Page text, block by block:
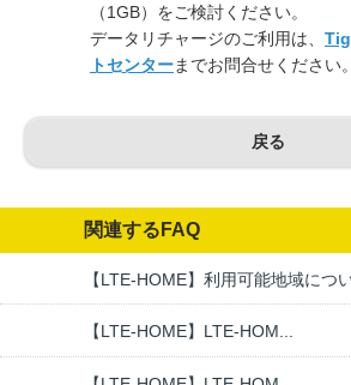
（1GB）をご検討ください。
データリチャージのご利用は、
トセンターまでお問合せください。
戻る
関連するFAQ
【LTE-HOME】利用可能地域につ
【LTE-HOME】LTE-HOM...